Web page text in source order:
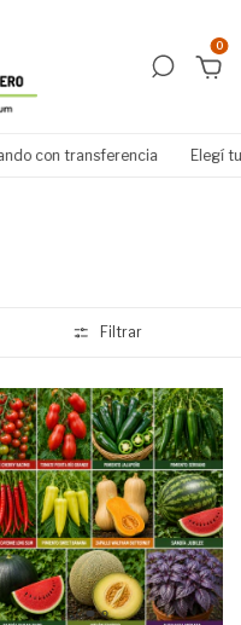
0
Elegí tu envío por Andreani o
Filtrar